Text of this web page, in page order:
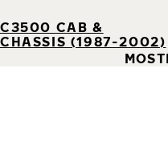
C3500 CAB &
CHASSIS (1987-2002)